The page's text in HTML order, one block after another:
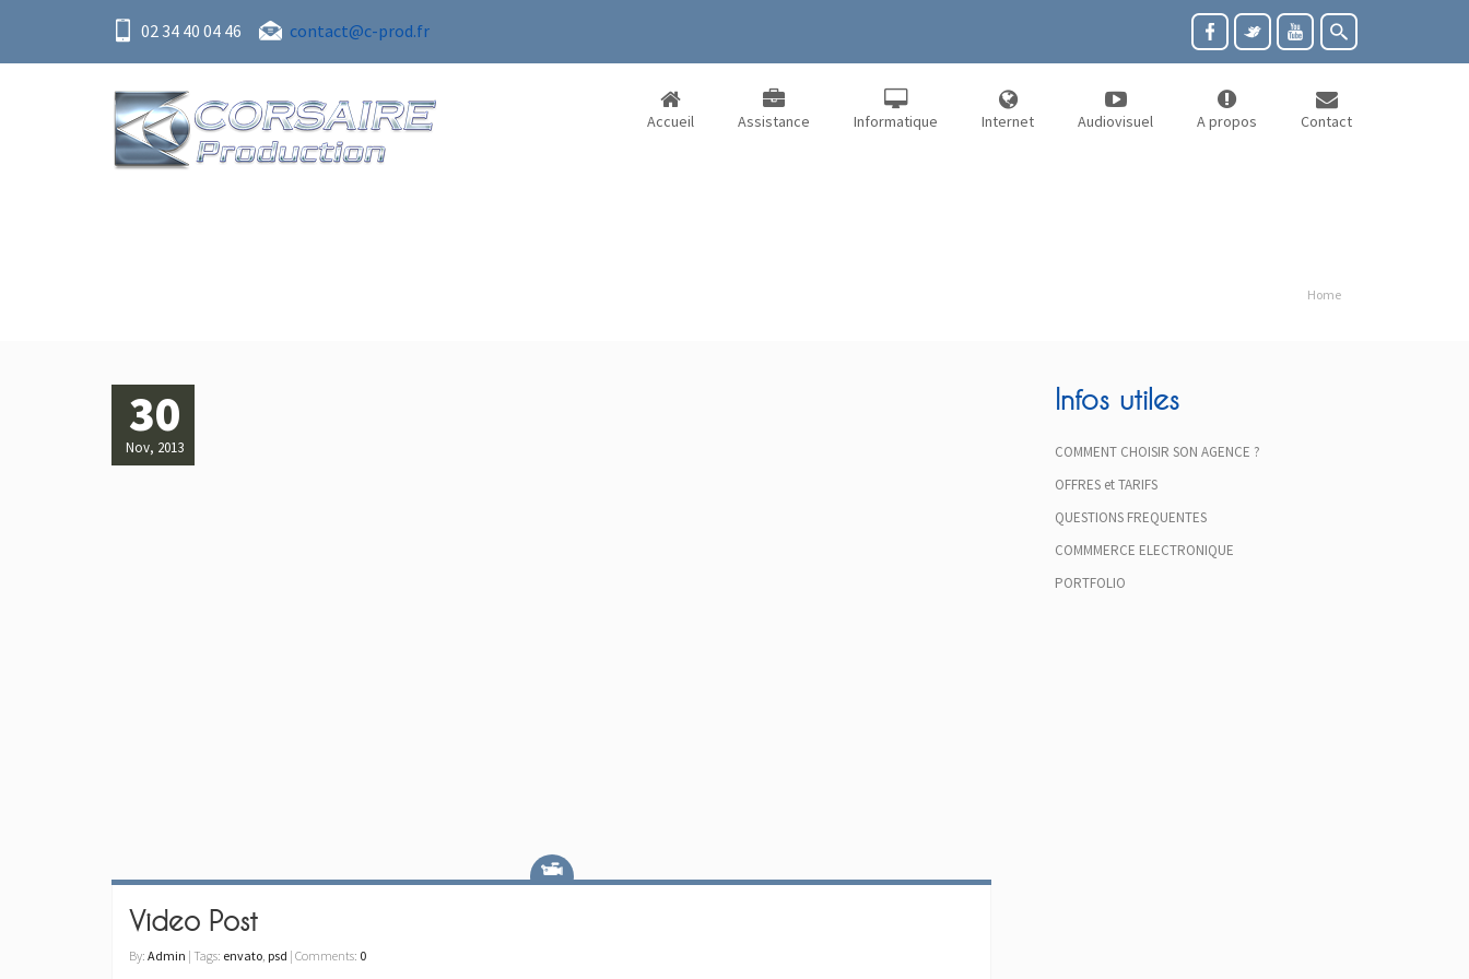
02 34 40 04 46 contact@c-prod.fr
Accueil Assistance Informatique Internet Audiovisuel A propos Contact
Home
30
Nov, 2013
Video Post
By: Admin | Tags: envato, psd | Comments: 0
Infos utiles
COMMENT CHOISIR SON AGENCE ?
OFFRES et TARIFS
QUESTIONS FREQUENTES
COMMMERCE ELECTRONIQUE
PORTFOLIO